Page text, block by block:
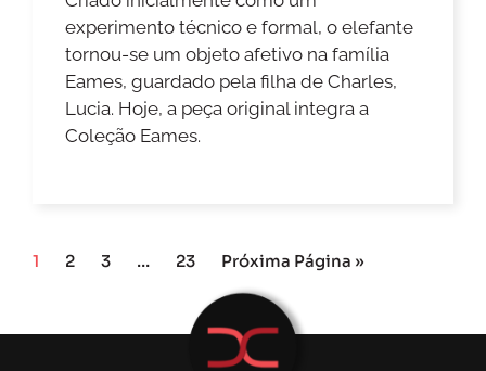
experimento técnico e formal, o elefante
tornou-se um objeto afetivo na família
Eames, guardado pela filha de Charles,
Lucia. Hoje, a peça original integra a
Coleção Eames.
1 2 3 … 23 Próxima Página »